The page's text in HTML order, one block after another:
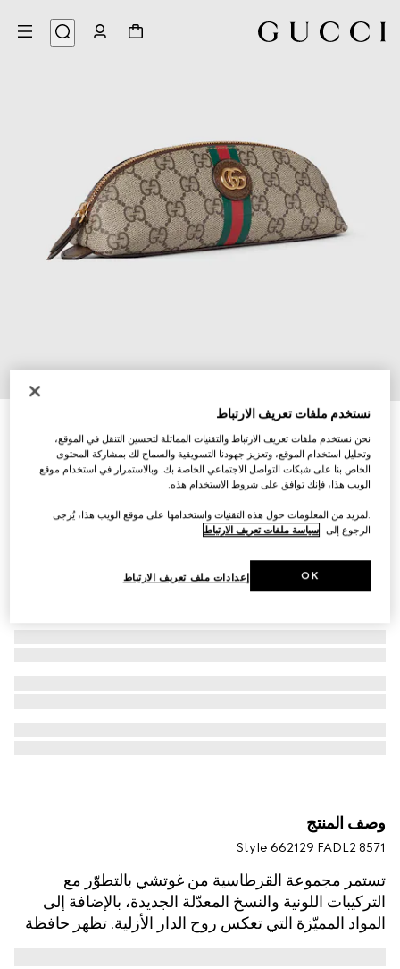
حافظة أقلام بنقش GG مع شعار
SAR 1,550
وصف المنتج
Style ‎662129 FADL2 8571
تستمر مجموعة القرطاسية من غوتشي بالتطوّر مع
التركيبات اللونية والنسخ المعدّلة الجديدة، بالإضافة إلى
المواد المميّزة التي تعكس روح الدار الأزلية. تظهر حافظة
نستخدم ملفات تعريف الارتباط
نحن نستخدم ملفات تعريف الارتباط والتقنيات المماثلة لتحسين التنقل في الموقع،
وتحليل استخدام الموقع، وتعزيز جهودنا التسويقية والسماح لك بمشاركة المحتوى
الخاص بنا على شبكات التواصل الاجتماعي الخاصة بك. وبالاستمرار في استخدام موقع
الويب هذا، فإنك توافق على شروط الاستخدام هذه.
.لمزيد من المعلومات حول هذه التقنيات واستخدامها على موقع الويب هذا، يُرجى
الرجوع إلى سياسة ملفات تعريف الارتباط
إعدادات ملف تعريف الارتباط OK